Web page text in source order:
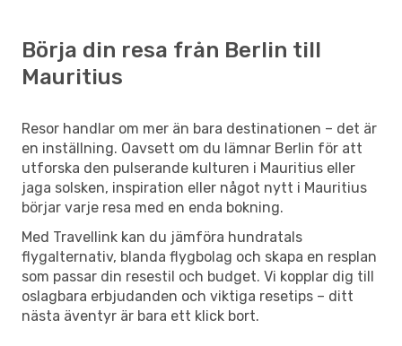
Börja din resa från Berlin till
Mauritius
Resor handlar om mer än bara destinationen – det är
en inställning. Oavsett om du lämnar Berlin för att
utforska den pulserande kulturen i Mauritius eller
jaga solsken, inspiration eller något nytt i Mauritius
börjar varje resa med en enda bokning.
Med Travellink kan du jämföra hundratals
flygalternativ, blanda flygbolag och skapa en resplan
som passar din resestil och budget. Vi kopplar dig till
oslagbara erbjudanden och viktiga resetips – ditt
nästa äventyr är bara ett klick bort.